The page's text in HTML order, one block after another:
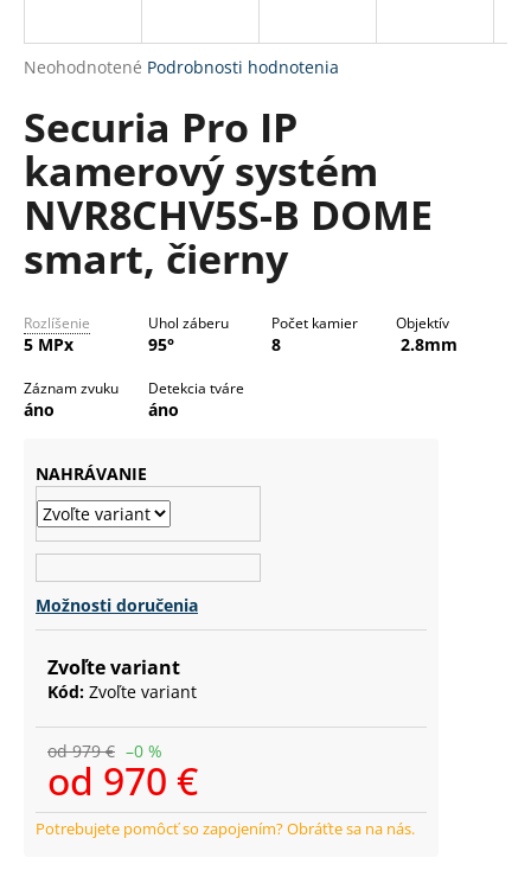
Priemerné
produktu
je
0,0
5
hviezdičiek.
Neohodnotené Podrobnosti hodnotenia
Securia Pro IP
kamerový systém
NVR8CHV5S-B DOME
smart, čierny
Rozlíšenie
5 MPx
Uhol záberu
95°
Počet kamier
8
Objektív
2.8mm
Záznam zvuku
áno
Detekcia tváre
áno
NAHRÁVANIE
Možnosti doručenia
Zvoľte variant
Kód: Zvoľte variant
od 979 € –0 %
od 970 €
Jednotková
cena:
j
ť
?
HĽADAŤ
O
d
ú
a
m
e